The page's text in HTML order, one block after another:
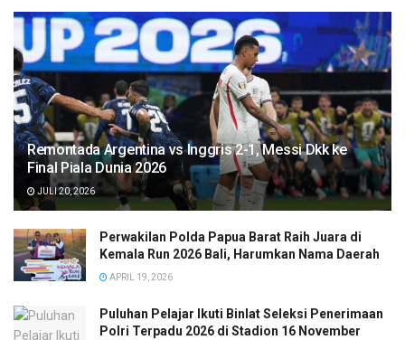
Remontada Argentina vs Inggris 2-1, Messi Dkk ke
Final Piala Dunia 2026
JULI 20, 2026
Perwakilan Polda Papua Barat Raih Juara di
Kemala Run 2026 Bali, Harumkan Nama Daerah
APRIL 19, 2026
Puluhan Pelajar Ikuti Binlat Seleksi Penerimaan
Polri Terpadu 2026 di Stadion 16 November